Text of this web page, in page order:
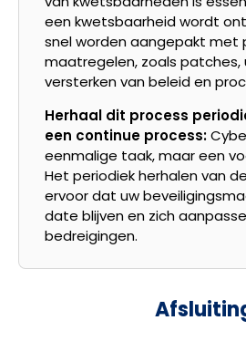
een kwetsbaarheid wordt
snel worden aangepakt met
maatregelen, zoals
versterken van beleid en
Herhaal dit process
een continue process:
eenmalige taak, maar een
Het periodiek herhalen van
ervoor dat uw
date blijven en zich
bedreigingen.